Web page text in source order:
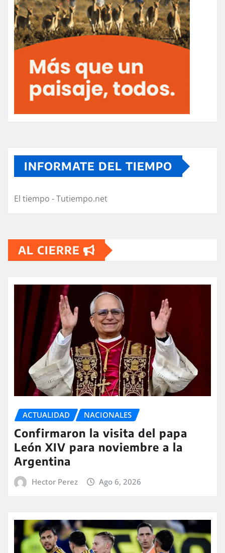
INFORMATE DEL TIEMPO
El tiempo - Tutiempo.net
AL CIERRE
ACTUALIDAD NACIONALES
Confirmaron la visita del papa
León XIV para noviembre a la
Argentina
Hector Perez Ago 6, 2026